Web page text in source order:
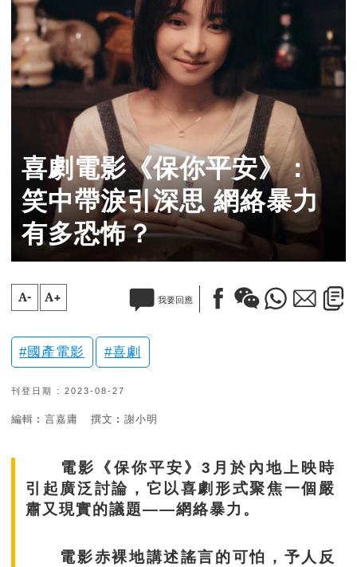
喜劇電影《保你平安》：
笑中帶淚引深思 網絡暴力
有多恐怖？
A- A+ 我要回應
國產電影 喜劇
刊登日期 : 2023-08-27
編輯︰言嘉庸 撰文︰謝小明
電影《保你平安》3月於內地上映時
引起廣泛討論，它以喜劇形式聚焦一個嚴
肅又現實的議題——網絡暴力。
電影赤裸地講述謠言的可怕，予人反